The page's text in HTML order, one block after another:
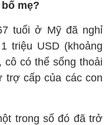
mẹ?
tuổi ở Mỹ đã nghỉ
triệu USD (khoảng
cô có thể sống thoải
trợ cấp của các con
trong số đó đã trở